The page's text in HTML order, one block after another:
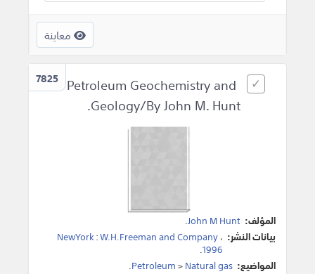
معاينة
7825 Petroleum Geochemistry and
Geology/By John M. Hunt.
المؤلف: John M Hunt
.
بيانات النشر:
NewYork:W.H.Freeman and Company،
1996
.
المواضيع:
Petroleum>Natural gas
.